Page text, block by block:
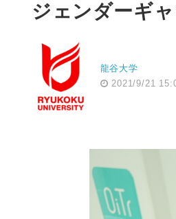
ジェンダーギ
龍谷大学
2021/9/21